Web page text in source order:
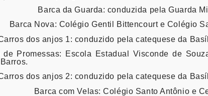
Barca da Guarda: conduzida pela Guarda
Barca Nova: Colégio Gentil Bittencourt e Colégio
dos anjos 1: conduzido pela catequese da
de Promessas: Escola Estadual Visconde de
dos anjos 2: conduzido pela catequese da
Barca com Velas: Colégio Santo Antônio e